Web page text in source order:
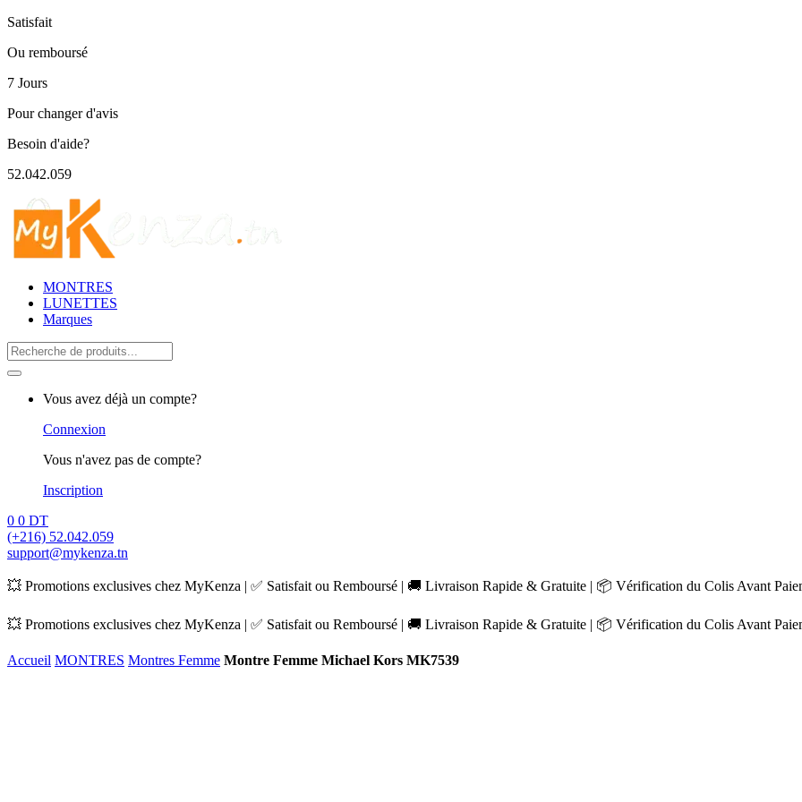
Satisfait
Ou remboursé
7 Jours
Pour changer d'avis
Besoin d'aide?
52.042.059
MONTRES
LUNETTES
Marques
Search
for:
Vous avez déjà un compte?
Connexion
Vous n'avez pas de compte?
Inscription
0 0 DT
(+216) 52.042.059
support@mykenza.tn
💥 Promotions exclusives chez MyKenza | ✅ Satisfait ou Remboursé | 🚚 Livraison Rapide & Gratuite | 📦 Vérification du Colis Avant
💥 Promotions exclusives chez MyKenza | ✅ Satisfait ou Remboursé | 🚚 Livraison Rapide & Gratuite | 📦 Vérification du Colis Avant
Accueil MONTRES Montres Femme Montre Femme Michael Kors MK7539